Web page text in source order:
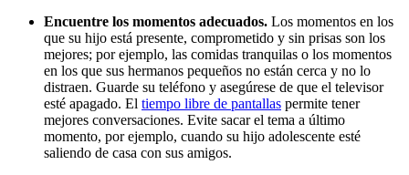
Encuentre los momentos adecuados. Los momentos en los
que su hijo está presente, comprometido y sin prisas son los
mejores; por ejemplo, las comidas tranquilas o los momentos
en los que sus hermanos pequeños no están cerca y no lo
distraen. Guarde su teléfono y asegúrese de que el televisor
esté apagado. El tiempo libre de pantallas permite tener
mejores conversaciones. Evite sacar el tema a último
momento, por ejemplo, cuando su hijo adolescente esté
saliendo de casa con sus amigos.